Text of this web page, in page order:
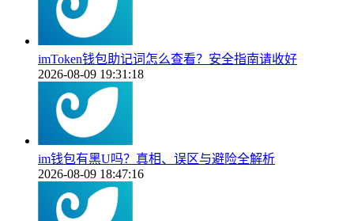
imToken钱包助记词怎么查看？安全指南请收好
2026-08-09 19:31:18
im钱包有黑U吗？真相、误区与避险全解析
2026-08-09 18:47:16